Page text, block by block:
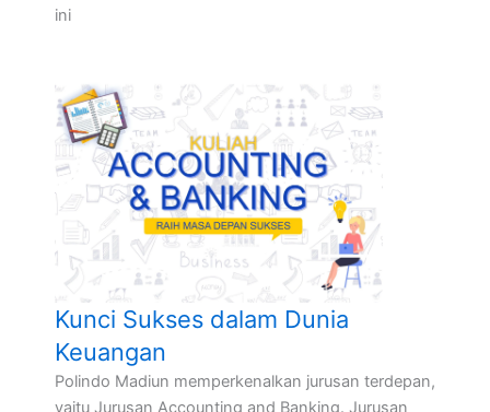
ini
Kunci Sukses dalam Dunia
Keuangan
Polindo Madiun memperkenalkan jurusan terdepan,
yaitu Jurusan Accounting and Banking. Jurusan